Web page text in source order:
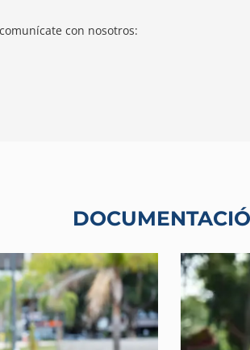
con nosotros: